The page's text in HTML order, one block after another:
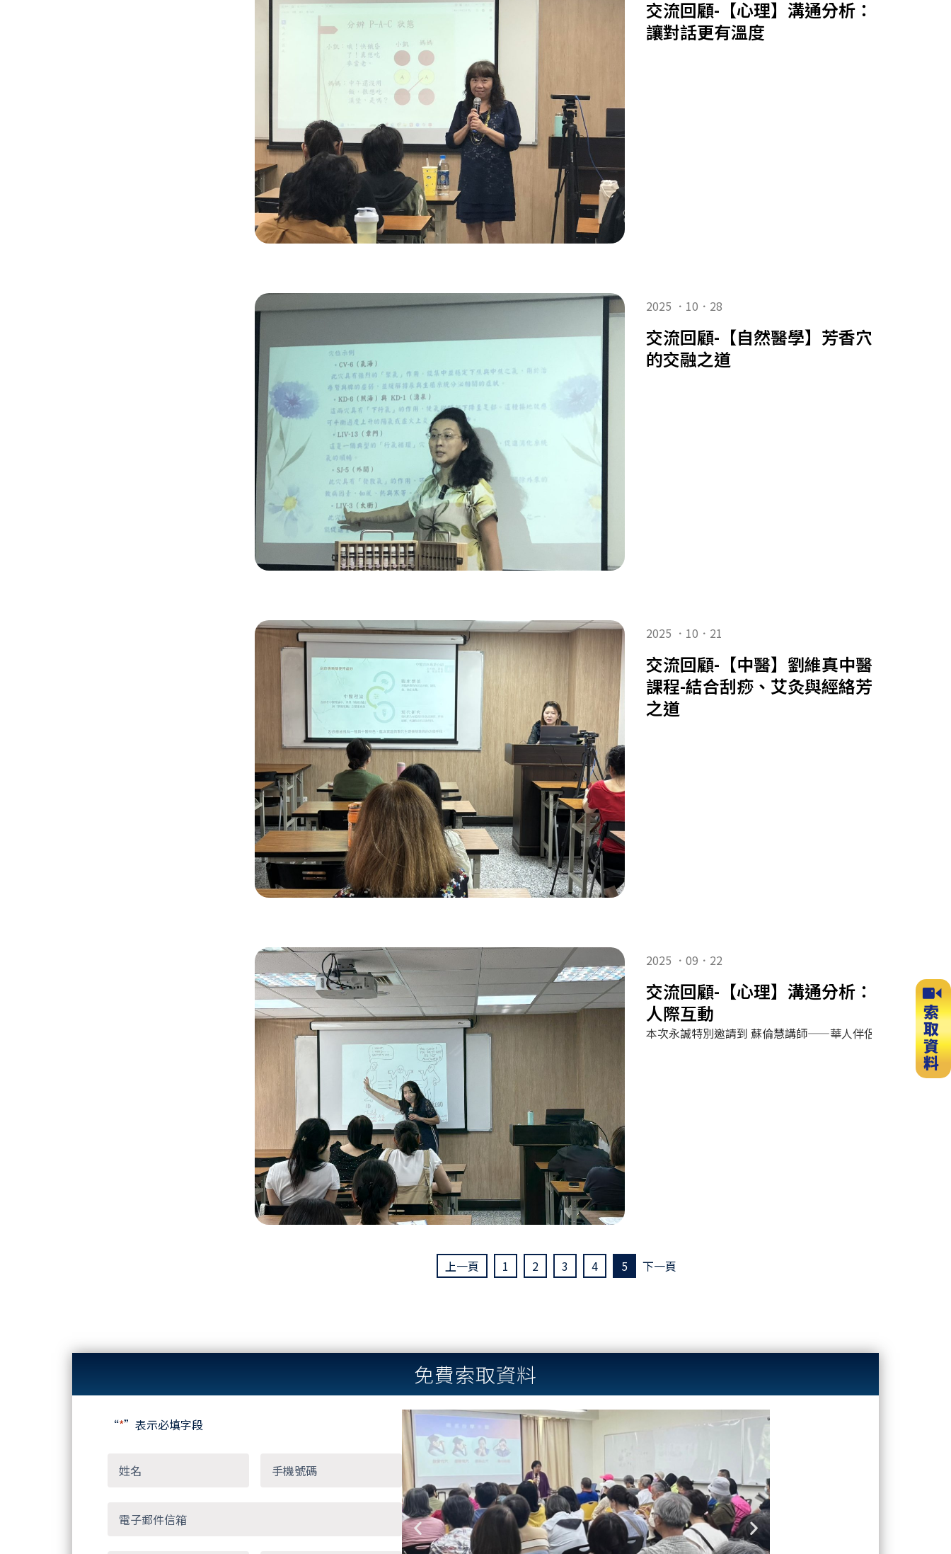
交流回顧-【心理】溝通分析：認識自我
讓對話更有溫度
2025 ．10．28
交流回顧-【自然醫學】芳香穴療實作：
的交融之道
2025 ．10．21
交流回顧-【中醫】劉維真中醫講師：中
課程-結合刮痧、艾灸與經絡芳療的全方
之道
2025 ．09．22
交流回顧-【心理】溝通分析：從自我狀
人際互動
上一頁 1 2 3 4 5 下一頁
免費索取資料
“*”表示必填字段
Previous
Next